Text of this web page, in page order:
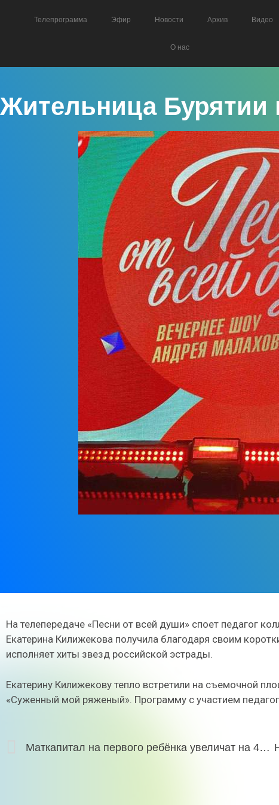
Телепрограмма Эфир Новости Архив Видео
О нас
Жительница
На телепередаче «Песни от всей души» споет педагог
Екатерина Килижекова получила благодаря своим
исполняет хиты звезд российской эстрады.
Екатерину Килижекову тепло встретили на съемочной
«Суженный мой ряженый». Программу с участием
Маткапитал на первого ребёнка увеличат на 46 тысяч рублей, на второго — на 61 тысячу.